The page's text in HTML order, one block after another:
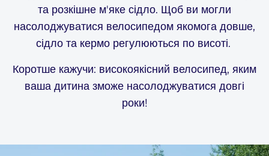
та розкішне м'яке сідло. Щоб ви могли
насолоджуватися велосипедом якомога довше,
сідло та кермо регулюються по висоті.
Коротше кажучи: високоякісний велосипед, яким
ваша дитина зможе насолоджуватися довгі
роки!